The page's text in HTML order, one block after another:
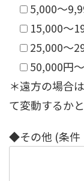
5,000〜
15,000〜
25,000〜
50,000円〜
＊遠方の場合
て変動するか
◆その他 (条件